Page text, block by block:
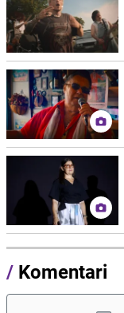
/ Komentari